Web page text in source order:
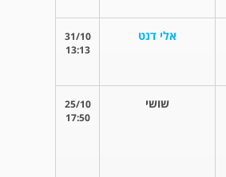
אלי דנט
31/10
13:13
שושי
25/10
17:50